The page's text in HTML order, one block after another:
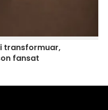
transformuar,
fansat